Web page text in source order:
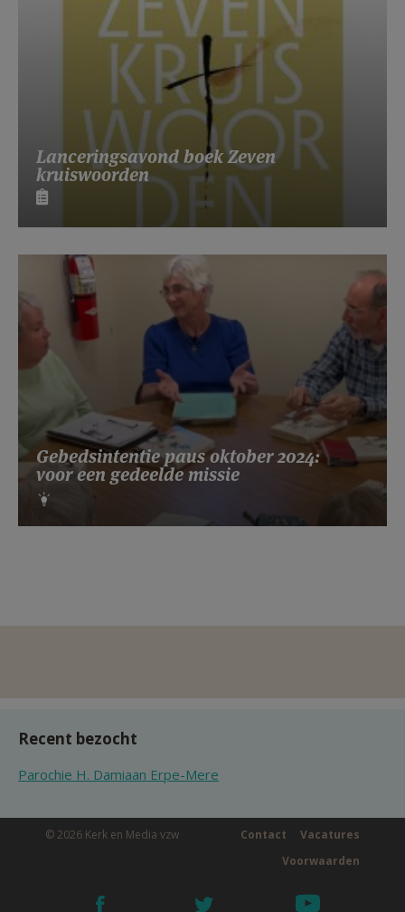
Lanceringsavond boek Zeven
kruiswoorden
Gebedsintentie paus oktober 2024:
voor een gedeelde missie
Recent bezocht
Parochie H. Damiaan Erpe-Mere
© 2026 Kerk en Media vzw Vacatures
Contact
Voorwaarden